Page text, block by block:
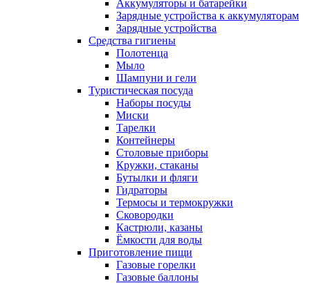
Аккумуляторы и батарейки
Зарядные устройства к аккумуляторам
Зарядные устройства
Средства гигиены
Полотенца
Мыло
Шампуни и гели
Туристическая посуда
Наборы посуды
Миски
Тарелки
Контейнеры
Столовые приборы
Кружки, стаканы
Бутылки и фляги
Гидраторы
Термосы и термокружки
Сковородки
Кастрюли, казаны
Ёмкости для воды
Приготовление пищи
Газовые горелки
Газовые баллоны